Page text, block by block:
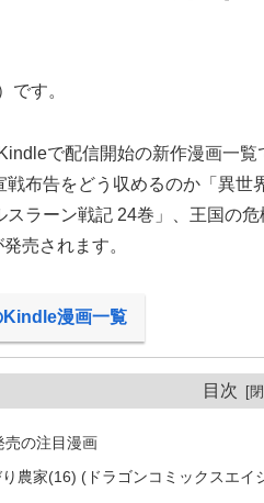
です。
で配信開始の新作漫画一覧
戦布告をどう収めるのか「異
スラーン戦記 24巻」、王国の
売されます。
Kindle漫画一覧
目次
売の注目漫画
農家(16) (ドラゴンコミックスエイ